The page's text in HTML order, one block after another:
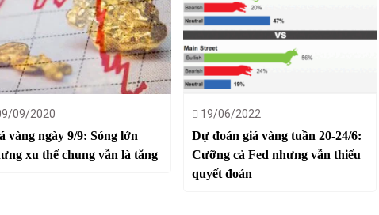
09/2020
vàng ngày 9/9: Sóng lớn
xu thế chung vẫn là tăng
19/06/2022
Dự đoán giá vàng tuần 20-24/6:
Cưỡng cả Fed nhưng vẫn thiếu
quyết đoán